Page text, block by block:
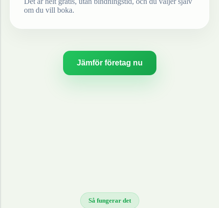
om du vill boka.
Jämför företag nu
Så fungerar det